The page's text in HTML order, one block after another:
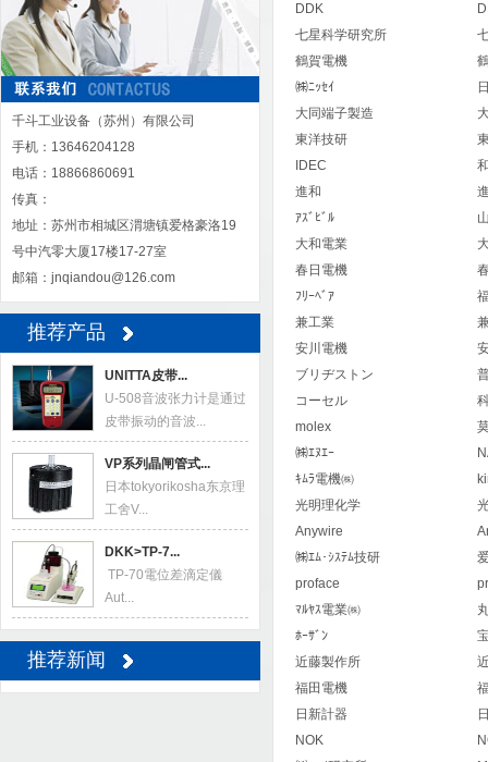
千斗工业设备（苏州）有限公司
手机：13646204128
电话：18866860691
传真：
地址：苏州市相城区渭塘镇爱格豪洛19
号中汽零大厦17楼17-27室
邮箱：jnqiandou@126.com
推荐产品
UNITTA皮带...
U-508音波张力计是通过
皮带振动的音波...
VP系列晶闸管式...
日本tokyorikosha东京理
工舍V...
DKK>TP-7...
TP-70電位差滴定儀
Aut...
推荐新闻
DDK
七星科学研究所
鶴賀電機
㈱ﾆｯｾｲ
大同端子製造
東洋技研
IDEC
進和
ｱｽﾞﾋﾞﾙ
大和電業
春日電機
ﾌﾘｰﾍﾞｱ
兼工業
安川電機
ブリヂストン
コーセル
molex
㈱ｴﾇｴｰ
ｷﾑﾗ電機㈱
光明理化学
Anywire
㈱ｴﾑ･ｼｽﾃﾑ技研
proface
ﾏﾙﾔｽ電業㈱
ﾎｰｻﾞﾝ
近藤製作所
福田電機
日新計器
NOK